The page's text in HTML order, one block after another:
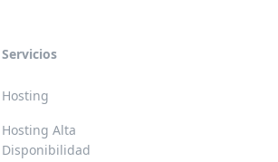
Servicios
Hosting
Hosting Alta
Disponibilidad